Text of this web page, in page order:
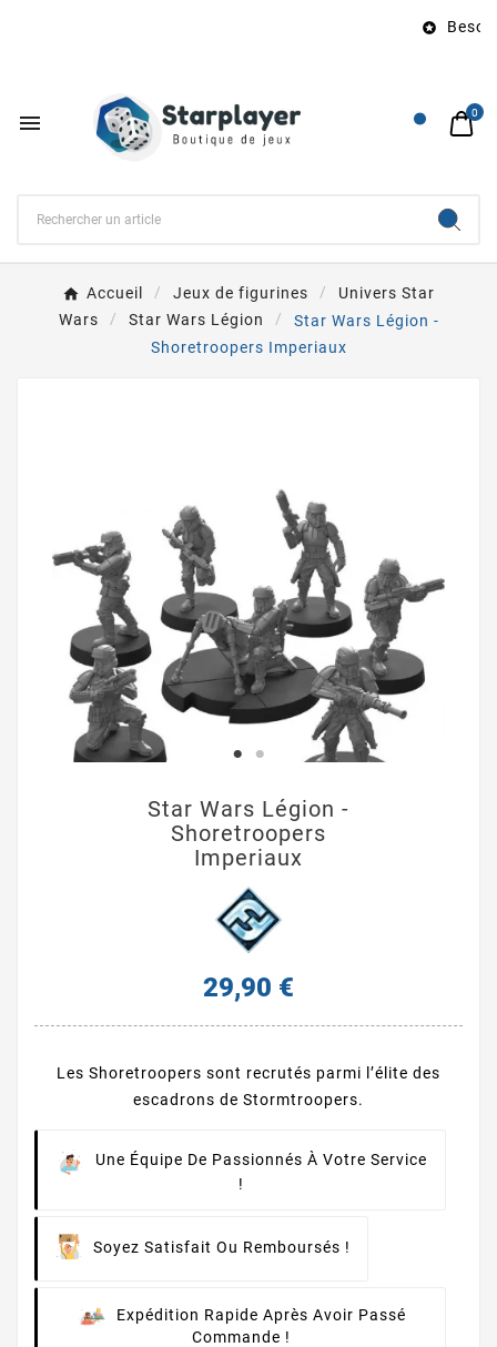

 0
Accueil Jeux de figurines
Univers Star
Wars
Star Wars Légion
Star Wars Légion -
Shoretroopers Imperiaux
Star Wars Légion -
Shoretroopers
Imperiaux
29,90 €
Les Shoretroopers sont recrutés parmi l’élite des
escadrons de Stormtroopers.
Une Équipe De Passionnés À Votre Service
!
Soyez Satisfait Ou Remboursés !
Expédition Rapide Après Avoir Passé
Commande !